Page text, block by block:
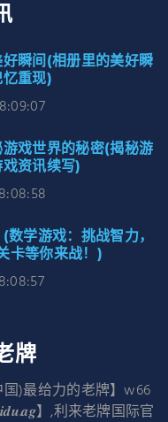
瞬间(相册里的美好瞬
重现)
戏世界的秘密(揭秘游
资讯续写)
学游戏：挑战智力，
卡等你来战！)
牌
国)最给力的老牌】w66
】,利来老牌国际官